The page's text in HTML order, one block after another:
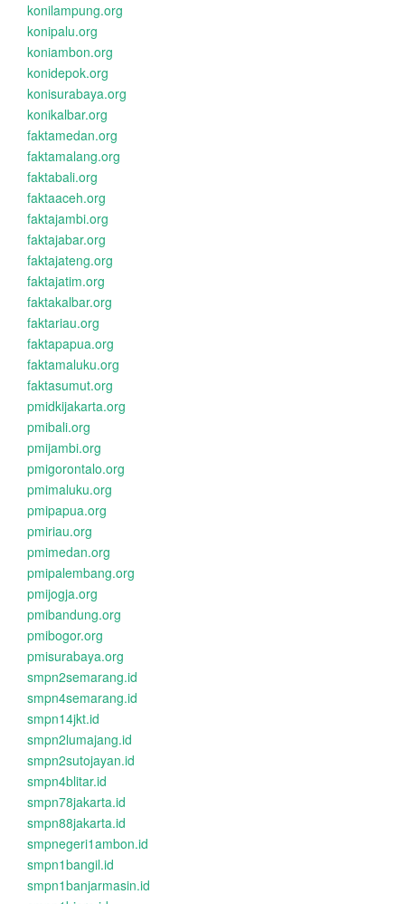
konilampung.org
konipalu.org
koniambon.org
konidepok.org
konisurabaya.org
konikalbar.org
faktamedan.org
faktamalang.org
faktabali.org
faktaaceh.org
faktajambi.org
faktajabar.org
faktajateng.org
faktajatim.org
faktakalbar.org
faktariau.org
faktapapua.org
faktamaluku.org
faktasumut.org
pmidkijakarta.org
pmibali.org
pmijambi.org
pmigorontalo.org
pmimaluku.org
pmipapua.org
pmiriau.org
pmimedan.org
pmipalembang.org
pmijogja.org
pmibandung.org
pmibogor.org
pmisurabaya.org
smpn2semarang.id
smpn4semarang.id
smpn14jkt.id
smpn2lumajang.id
smpn2sutojayan.id
smpn4blitar.id
smpn78jakarta.id
smpn88jakarta.id
smpnegeri1ambon.id
smpn1bangil.id
smpn1banjarmasin.id